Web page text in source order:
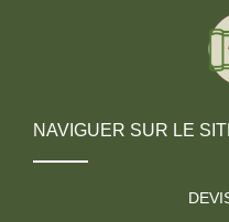
NAVIGUER SUR LE